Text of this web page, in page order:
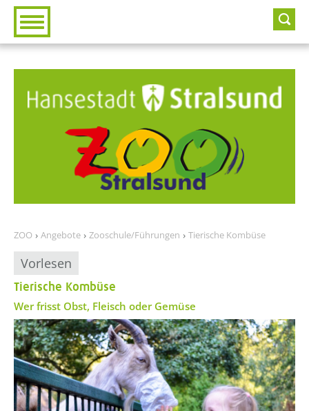
Zur Hauptnavigation
Zum Inhalt
ZOO Angebote Zooschule/Führungen Tierische Kombüse
Vorlesen
Tierische Kombüse
??? absaetzeOben[1]/titel ???
Wer frisst Obst, Fleisch oder Gemüse